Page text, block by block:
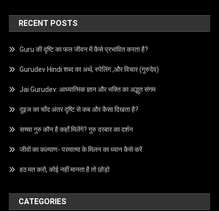
RECENT POSTS
Guru की दृष्टि का फल जीवन में कैसे प्रभावित करता है?
Gurudev Hindi शब्द का अर्थ, स्पेलिंग ,और विचार (गुरुदेव)
Jai Gurudev: आध्यात्मिक ज्ञान और भक्ति का अद्भुत संगम
दुइज का चाँद अंतर दृष्टि से कब और कैसा दिखता है?
सच्चा गुरु कौन है कहाँ मिलेंगे? गुरु दरबार का दर्शन
जीवों का कल्याण- परमात्मा के मिलन का ध्यान कैसे करें
हठ मत करो, कोई नहीं मानता है तो छोड़ो
CATEGORIES